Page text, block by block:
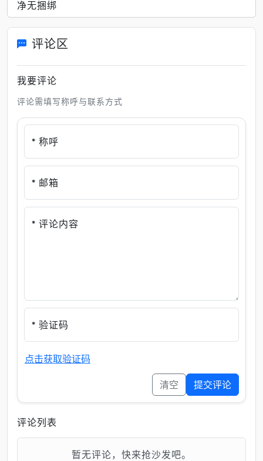
净无捆绑
评论区
我要评论
评论需填写称呼与联系方式
* 称呼
* 邮箱
* 评论内容
* 验证码
点击获取验证码
清空 提交评论
评论列表
暂无评论，快来抢沙发吧。